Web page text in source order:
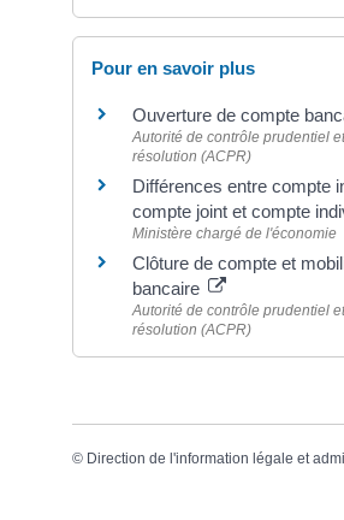
Pour en savoir plus
Ouverture de compte
Autorité de contrôle prudentiel
résolution (ACPR)
Différences entre compte
compte joint et compte
Ministère chargé de l'économie
Clôture de compte et
bancaire
Autorité de contrôle prudentiel
résolution (ACPR)
© Direction de l'information légale et